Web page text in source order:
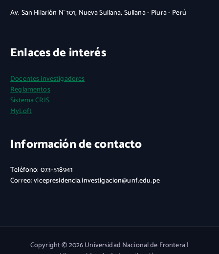
Av. San Hilarión N° 101, Nueva Sullana, Sullana - Piura - Perú
Enlaces de interés
Docentes investigadores
Reglamentos
Sistema CRIS
MyLoft
Información de contacto
Teléfono: 073-518941
Correo: vicepresidencia.investigacion@unf.edu.pe
Copyright © 2026 Universidad Nacional de Frontera |